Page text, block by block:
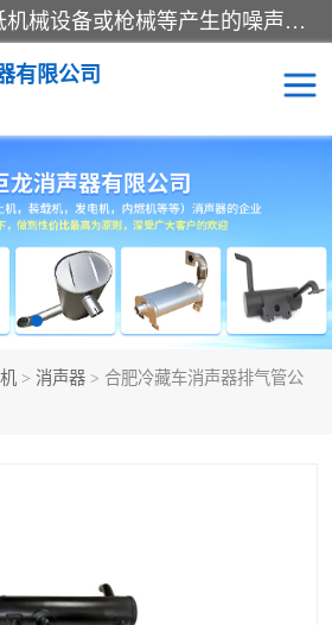
消音器主要用于降低机械设备或枪械等产生的噪声。它通过阻尼或增加排气面积来降低排气速度和功率，从而降低噪声。常见的消音器类型包括阻性消声器、抗性消声器、共振消声器以及阻抗复合式消声器等。这些消音器各有特点，适用于不同频率的噪声消除。
有限公司
> 消声器 > 合肥冷藏车消声器排气管公